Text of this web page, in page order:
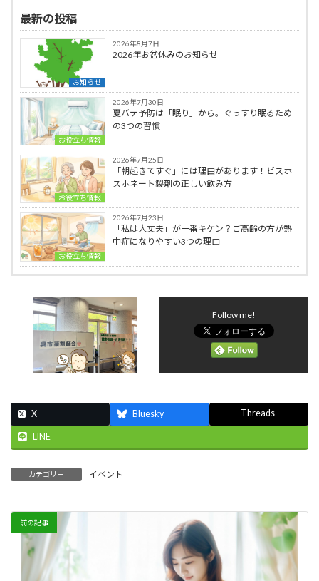
最新の投稿
お知らせ
2026年8月7日
2026年お盆休みのお知らせ
お役立ち情報
2026年7月30日
夏バテ予防は「眠り」から。ぐっすり眠るため
の3つの習慣
お役立ち情報
2026年7月25日
「朝起きてすぐ」には理由があります！ビスホ
スホネート製剤の正しい飲み方
お役立ち情報
2026年7月23日
「私は大丈夫」が一番キケン？ご高齢の方が熱
中症になりやすい3つの理由
Follow me!
X Bluesky Threads
LINE
カテゴリー イベント
前の記事